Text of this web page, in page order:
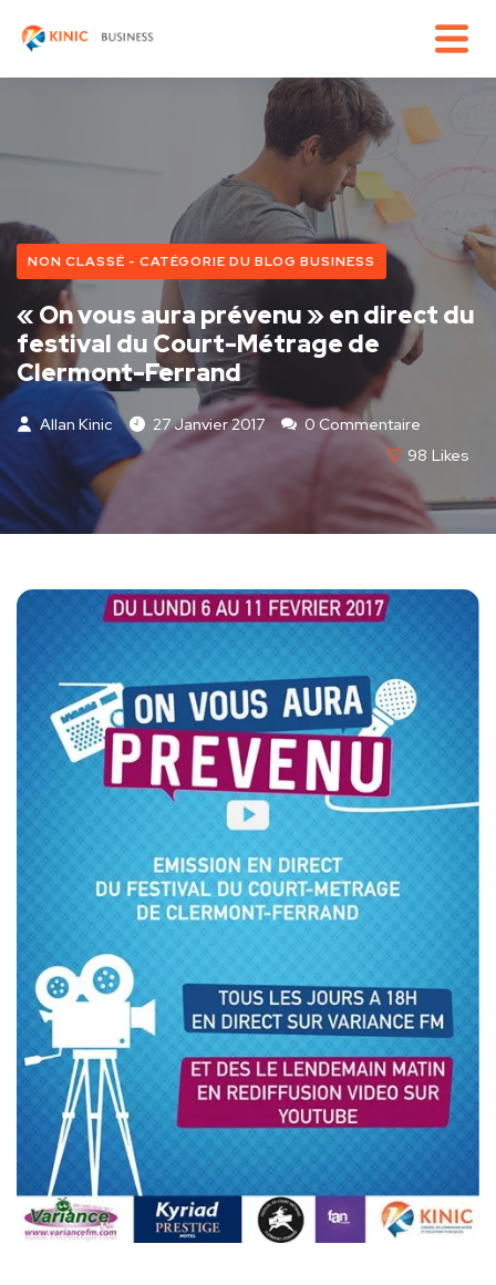
NON CLASSÉ - CATÉGORIE DU BLOG BUSINESS
« On vous aura prévenu » en direct du
festival du Court-Métrage de
Clermont-Ferrand
Allan Kinic 27 Janvier 2017
0 Commentaire
98 Likes